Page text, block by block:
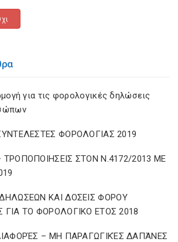
για τις φορολογικές δηλώσεις
ΦΟΡΟΛΟΓΙΑΣ 2019
ΣΤΟΝ Ν.4172/2013 ΜΕ
ΚΑΙ ΔΟΣΕΙΣ ΦΟΡΟΥ
ΓΙΑ ΤΟ ΦΟΡΟΛΟΓΙΚΟ ΕΤΟΣ 2018
– ΜΗ ΠΑΡΑΓΩΓΙΚΈΣ ΔΑΠΆΝΕΣ